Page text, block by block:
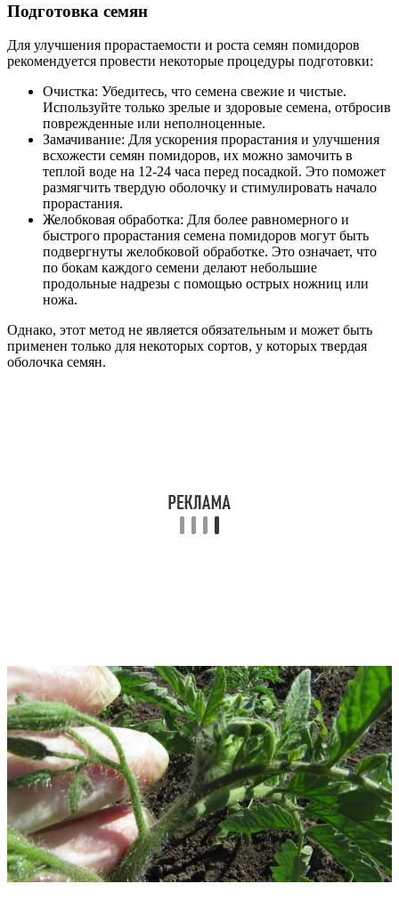
Подготовка семян
Для улучшения прорастаемости и роста семян помидоров
рекомендуется провести некоторые процедуры подготовки:
Очистка: Убедитесь, что семена свежие и чистые.
Используйте только зрелые и здоровые семена, отбросив
поврежденные или неполноценные.
Замачивание: Для ускорения прорастания и улучшения
всхожести семян помидоров, их можно замочить в
теплой воде на 12-24 часа перед посадкой. Это поможет
размягчить твердую оболочку и стимулировать начало
прорастания.
Желобковая обработка: Для более равномерного и
быстрого прорастания семена помидоров могут быть
подвергнуты желобковой обработке. Это означает, что
по бокам каждого семени делают небольшие
продольные надрезы с помощью острых ножниц или
ножа.
Однако, этот метод не является обязательным и может быть
применен только для некоторых сортов, у которых твердая
оболочка семян.